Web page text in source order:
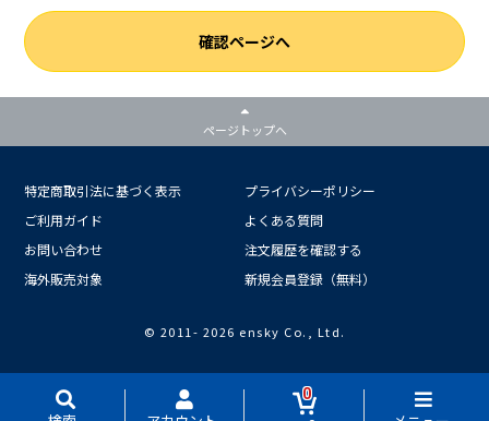
確認ページへ
0
ページトップへ
特定商取引法に基づく表示
プライバシーポリシー
ご利用ガイド
よくある質問
お問い合わせ
注文履歴を確認する
海外販売対象
新規会員登録（無料）
© 2011- 2026 ensky Co., Ltd.